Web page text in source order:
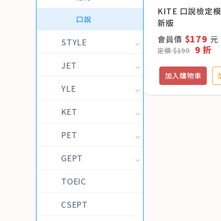
口說
STYLE
JET
YLE
KET
PET
GEPT
TOEIC
CSEPT
KITE 口說檢定
新版
會員價 $179 元
定價 $199 9 折
加入購物車